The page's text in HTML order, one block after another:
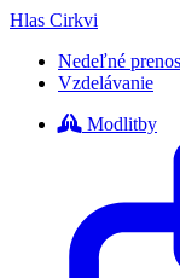
Hlas Cirkvi
Nedeľné
Vzdelávanie
Modlitby